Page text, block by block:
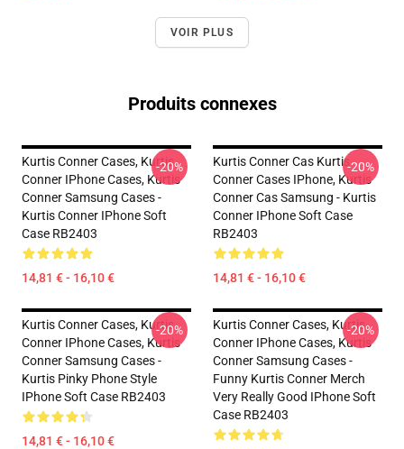
VOIR PLUS
Produits connexes
Kurtis Conner Cases, Kurtis
Conner IPhone Cases, Kurtis
Conner Samsung Cases -
Kurtis Conner IPhone Soft
Case RB2403
14,81 € - 16,10 €
-20%
Kurtis Conner Cas Kurtis
Conner Cases IPhone, Kurtis
Conner Cas Samsung - Kurtis
Conner IPhone Soft Case
RB2403
14,81 € - 16,10 €
-20%
Kurtis Conner Cases, Kurtis
Conner IPhone Cases, Kurtis
Conner Samsung Cases -
Kurtis Pinky Phone Style
IPhone Soft Case RB2403
14,81 € - 16,10 €
-20%
Kurtis Conner Cases, Kurtis
Conner IPhone Cases, Kurtis
Conner Samsung Cases -
Funny Kurtis Conner Merch
Very Really Good IPhone Soft
Case RB2403
-20%